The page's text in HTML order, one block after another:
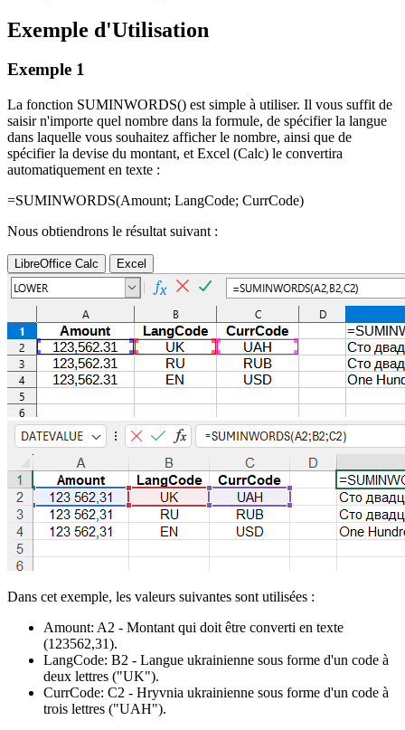
Exemple d'Utilisation
Exemple 1
La fonction SUMINWORDS() est simple à utiliser. Il vous suffit de
saisir n'importe quel nombre dans la formule, de spécifier la langue
dans laquelle vous souhaitez afficher le nombre, ainsi que de
spécifier la devise du montant, et Excel (Calc) le convertira
automatiquement en texte :
=SUMINWORDS(Amount; LangCode; CurrCode)
Nous obtiendrons le résultat suivant :
LibreOffice Calc Excel
Dans cet exemple, les valeurs suivantes sont utilisées :
Amount: A2 - Montant qui doit être converti en texte
(123562,31).
LangCode: B2 - Langue ukrainienne sous forme d'un code à
deux lettres ("UK").
CurrCode: C2 - Hryvnia ukrainienne sous forme d'un code à
trois lettres ("UAH").